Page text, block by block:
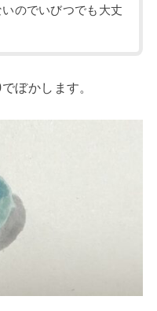
のでいびつでも大丈
ぼかします。